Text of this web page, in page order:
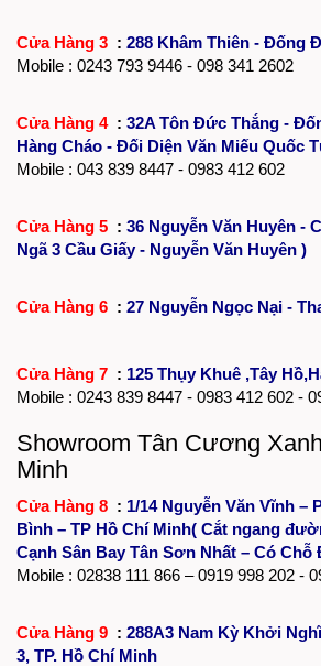
Cửa Hàng 3 : 288 Khâm Thiên - Đống
Mobile : 0243 793 9446 - 098 341 2602
Cửa Hàng 4 : 32A Tôn Đức Thắng -
Hàng Cháo - Đối Diện Văn Miếu Quốc
Mobile : 043 839 8447 - 0983 412 602
Cửa Hàng 5 : 36 Nguyễn Văn Huyên -
Ngã 3 Cầu Giấy - Nguyễn Văn Huyên )
Cửa Hàng 6 : 27 Nguyễn Ngọc Nại -
Cửa Hàng 7 : 125 Thụy Khuê ,Tây
Mobile : 0243 839 8447 - 0983 412 602 -
Showroom Tân Cương
Minh
Cửa Hàng 8 : 1/14 Nguyễn Văn Vĩnh –
Bình – TP Hồ Chí Minh( Cắt ngang
Cạnh Sân Bay Tân Sơn Nhất – Có Chỗ
Mobile : 02838 111 866 – 0919 998 202 -
Cửa Hàng 9 : 288A3 Nam Kỳ Khởi
3, TP. Hồ Chí Minh